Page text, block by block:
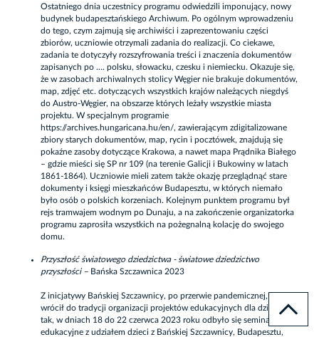
Ostatniego dnia uczestnicy programu odwiedzili imponujący, nowy
budynek budapesztańskiego Archiwum. Po ogólnym wprowadzeniu
do tego, czym zajmują się archiwiści i zaprezentowaniu części
zbiorów, uczniowie otrzymali zadania do realizacji. Co ciekawe,
zadania te dotyczyły rozszyfrowania treści i znaczenia dokumentów
zapisanych po …. polsku, słowacku, czesku i niemiecku. Okazuje się,
że w zasobach archiwalnych stolicy Węgier nie brakuje dokumentów,
map, zdjęć etc. dotyczących wszystkich krajów należących niegdyś
do Austro-Węgier, na obszarze których leżały wszystkie miasta
projektu. W specjalnym programie
https://archives.hungaricana.hu/en/, zawierającym zdigitalizowane
zbiory starych dokumentów, map, rycin i pocztówek, znajdują się
pokaźne zasoby dotyczące Krakowa, a nawet mapa Prądnika Białego
– gdzie mieści się SP nr 109 (na terenie Galicji i Bukowiny w latach
1861-1864). Uczniowie mieli zatem także okazję przeglądnąć stare
dokumenty i księgi mieszkańców Budapesztu, w których niemało
było osób o polskich korzeniach. Kolejnym punktem programu był
rejs tramwajem wodnym po Dunaju, a na zakończenie organizatorka
programu zaprosiła wszystkich na pożegnalną kolację do swojego
domu.
Przyszłość światowego dziedzictwa - światowe dziedzictwo
przyszłości – Bańska Szczawnica 2023
Z inicjatywy Bańskiej Szczawnicy, po przerwie pandemicznej, CEER
wrócił do tradycji organizacji projektów edukacyjnych dla dzieci. I
tak, w dniach 18 do 22 czerwca 2023 roku odbyło się seminarium
edukacyjne z udziałem dzieci z Bańskiej Szczawnicy, Budapesztu,